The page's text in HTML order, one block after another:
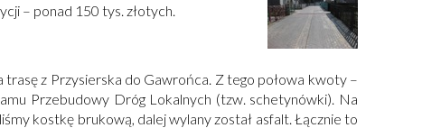
– ponad 150 tys. złotych.
z Przysierska do Gawrońca. Z tego połowa kwoty –
Przebudowy Dróg Lokalnych (tzw. schetynówki). Na
kostkę brukową, dalej wylany został asfalt. Łącznie to